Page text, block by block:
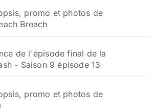
promo et photos de
Breach
de l'épisode final de la
- Saison 9 épisode 13
promo et photos de